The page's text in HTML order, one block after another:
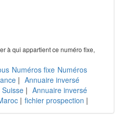
à qui appartient ce numéro fixe,
Numéros fixe Numéros
| Annuaire inversé
| Annuaire inversé
| fichier prospection |